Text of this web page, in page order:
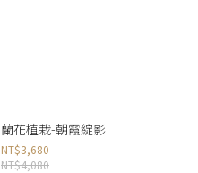
蘭花植栽-朝霞綻影
NT$3,680
NT$4,080